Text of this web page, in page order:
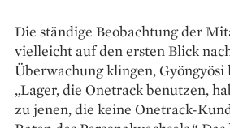
Die ständige Beobachtung der
vielleicht auf den ersten Blick
Überwachung klingen, Gyöngyösi
„Lager, die Onetrack benutzen,
zu jenen, die keine Onetrack-